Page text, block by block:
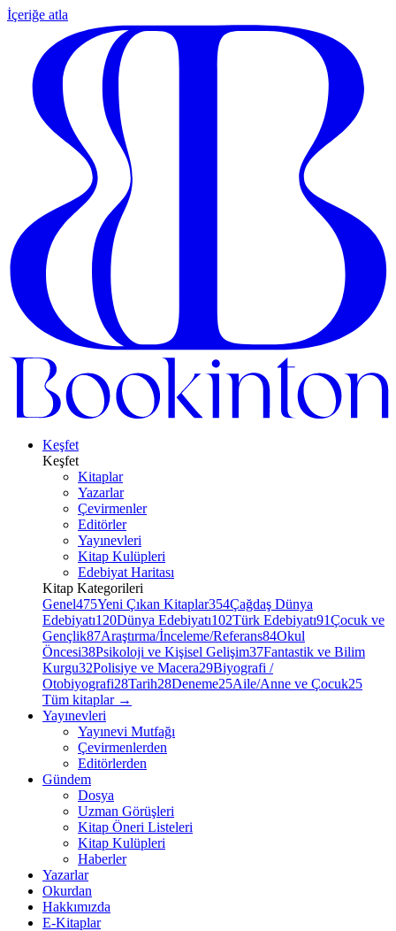
İçeriğe atla
Keşfet
Keşfet
Kitaplar
Yazarlar
Çevirmenler
Editörler
Yayınevleri
Kitap Kulüpleri
Edebiyat Haritası
Kitap Kategorileri
Genel475Yeni Çıkan Kitaplar354Çağdaş Dünya
Edebiyatı120Dünya Edebiyatı102Türk Edebiyatı91Çocuk ve
Gençlik87Araştırma/İnceleme/Referans84Okul
Öncesi38Psikoloji ve Kişisel Gelişim37Fantastik ve Bilim
Kurgu32Polisiye ve Macera29Biyografi /
Otobiyografi28Tarih28Deneme25Aile/Anne ve Çocuk25
Tüm kitaplar →
Yayınevleri
Yayınevi Mutfağı
Çevirmenlerden
Editörlerden
Gündem
Dosya
Uzman Görüşleri
Kitap Öneri Listeleri
Kitap Kulüpleri
Haberler
Yazarlar
Okurdan
Hakkımızda
E-Kitaplar